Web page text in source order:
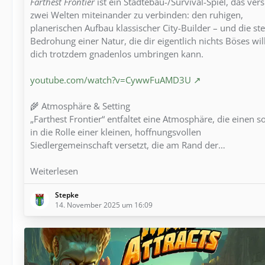
zwei Welten miteinander zu verbinden: den ruhigen,
planerischen Aufbau klassischer City-Builder – und die
Bedrohung einer Natur, die dir eigentlich nichts Böses
dich trotzdem gnadenlos umbringen kann.
youtube.com/watch?v=CywwFuAMD3U
🌾 Atmosphäre & Setting
„Farthest Frontier“ entfaltet eine Atmosphäre, die einen
in die Rolle einer kleinen, hoffnungsvollen
Siedlergemeinschaft versetzt, die am Rand der…
Weiterlesen
Stepke
14. November 2025 um 16:09